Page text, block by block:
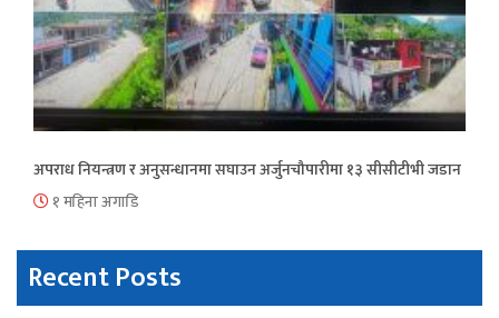
अपराध नियन्त्रण र अनुसन्धानमा सघाउन अर्जुनचौपारीमा १३ सीसीटीभी जडान
१ महिना अगाडि
Recent Posts